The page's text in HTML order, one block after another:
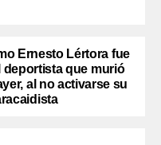
Ernesto Lértora fue
deportista que murió
al no activarse su